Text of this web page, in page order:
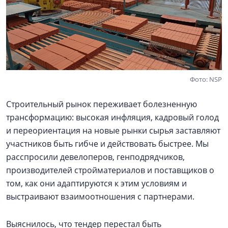
Фото: NSP
Строительный рынок переживает болезненную
трансформацию: высокая инфляция, кадровый голод
и переориентация на новые рынки сырья заставляют
участников быть гибче и действовать быстрее. Мы
расспросили девелоперов, генподрядчиков,
производителей стройматериалов и поставщиков о
том, как они адаптируются к этим условиям и
выстраивают взаимоотношения с партнерами.
Выяснилось, что тендер перестал быть